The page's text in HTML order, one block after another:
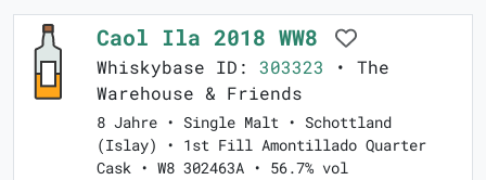
Caol Ila 2018 WW8
Whiskybase ID: 303323 • The
Warehouse & Friends
8 Jahre • Single Malt • Schottland
(Islay) • 1st Fill Amontillado Quarter
Cask • W8 302463A • 56.7% vol